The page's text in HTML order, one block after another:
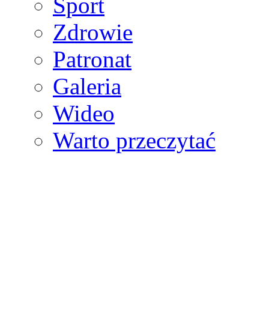
Zdrowie
Patronat
Galeria
Wideo
Warto przeczytać